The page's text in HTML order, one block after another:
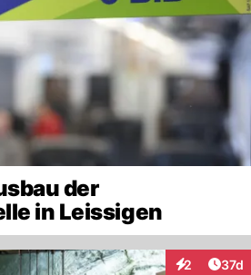
der
in Leissigen
2
Interaktionen
37d